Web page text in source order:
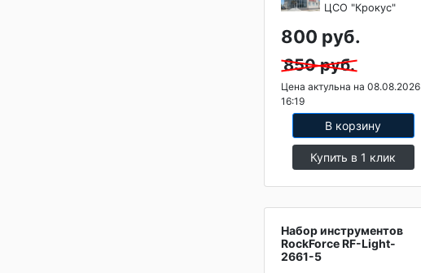
ЦСО "Крокус"
800 руб.
850 руб.
Цена актульна на 08.08.2026
16:19
В корзину
Купить в 1 клик
Набор инструментов
RockForce RF-Light-
2661-5